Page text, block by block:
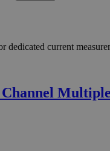
dedicated current
Channel